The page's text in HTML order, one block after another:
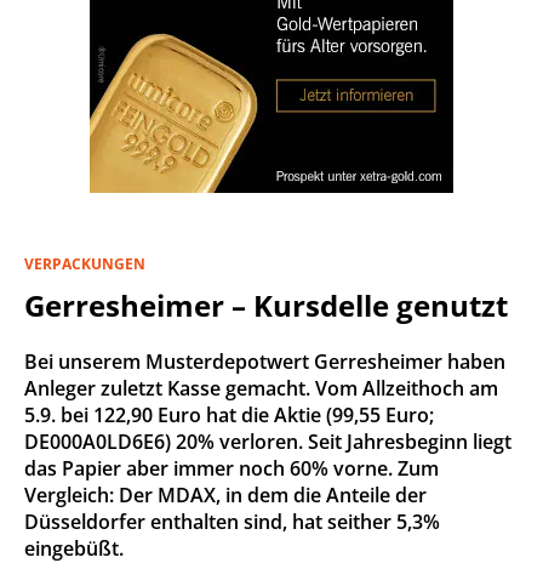
VERPACKUNGEN
Gerresheimer – Kursdelle genutzt
Bei unserem Musterdepotwert Gerresheimer haben
Anleger zuletzt Kasse gemacht. Vom Allzeithoch am
5.9. bei 122,90 Euro hat die Aktie (99,55 Euro;
DE000A0LD6E6) 20% verloren. Seit Jahresbeginn liegt
das Papier aber immer noch 60% vorne. Zum
Vergleich: Der MDAX, in dem die Anteile der
Düsseldorfer enthalten sind, hat seither 5,3%
eingebüßt.